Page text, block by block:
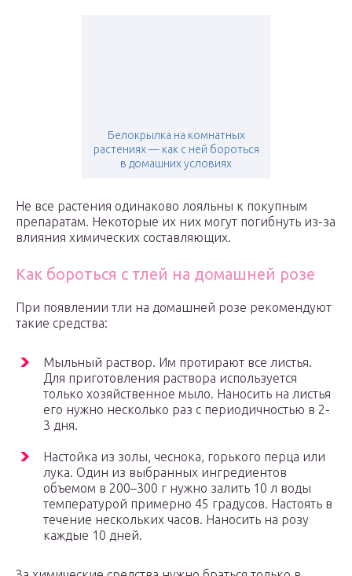
Белокрылка на комнатных
растениях — как с ней бороться
в домашних условиях
Не все растения одинаково лояльны к покупным
препаратам. Некоторые их них могут погибнуть из-за
влияния химических составляющих.
Как бороться с тлей на домашней розе
При появлении тли на домашней розе рекомендуют
такие средства:
Мыльный раствор. Им протирают все листья.
Для приготовления раствора используется
только хозяйственное мыло. Наносить на листья
его нужно несколько раз с периодичностью в 2-
3 дня.
Настойка из золы, чеснока, горького перца или
лука. Один из выбранных ингредиентов
объемом в 200–300 г нужно залить 10 л воды
температурой примерно 45 градусов. Настоять в
течение нескольких часов. Наносить на розу
каждые 10 дней.